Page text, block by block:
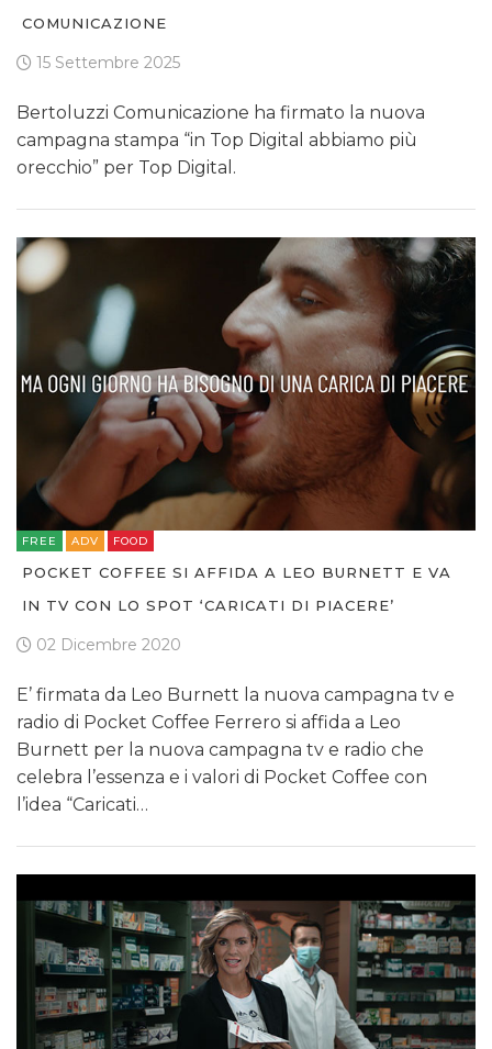
COMUNICAZIONE
15 Settembre 2025
Bertoluzzi Comunicazione ha firmato la nuova
campagna stampa “in Top Digital abbiamo più
orecchio” per Top Digital.
FREE ADV FOOD
POCKET COFFEE SI AFFIDA A LEO BURNETT E VA
IN TV CON LO SPOT ‘CARICATI DI PIACERE’
02 Dicembre 2020
E’ firmata da Leo Burnett la nuova campagna tv e
radio di Pocket Coffee Ferrero si affida a Leo
Burnett per la nuova campagna tv e radio che
celebra l’essenza e i valori di Pocket Coffee con
l’idea “Caricati…